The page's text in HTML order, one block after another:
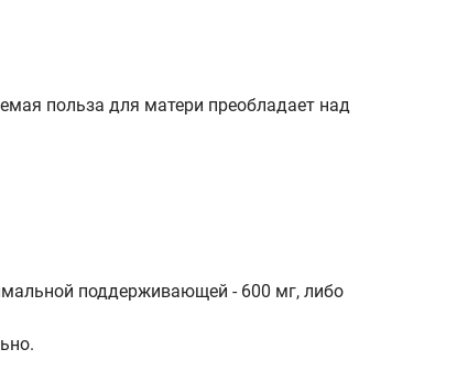
польза для матери преобладает над
поддерживающей - 600 мг, либо